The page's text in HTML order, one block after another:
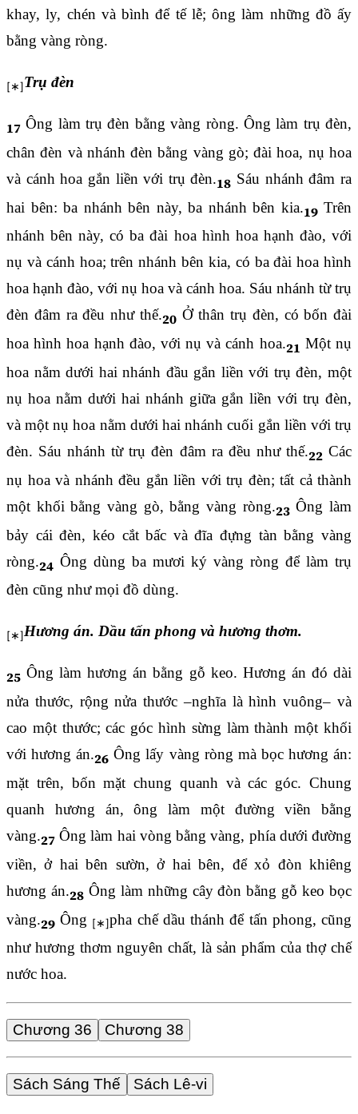
khay, ly, chén và bình để tế lễ; ông làm những đồ ấy
bằng vàng ròng.
Trụ đèn
17 Ông làm trụ đèn bằng vàng ròng. Ông làm trụ đèn,
chân đèn và nhánh đèn bằng vàng gò; đài hoa, nụ hoa
và cánh hoa gắn liền với trụ đèn.18 Sáu nhánh đâm ra
hai bên: ba nhánh bên này, ba nhánh bên kia.19Trên
nhánh bên này, có ba đài hoa hình hoa hạnh đào, với
nụ và cánh hoa; trên nhánh bên kia, có ba đài hoa hình
hoa hạnh đào, với nụ hoa và cánh hoa. Sáu nhánh từ trụ
đèn đâm ra đều như thế.20Ở thân trụ đèn, có bốn đài
hoa hình hoa hạnh đào, với nụ và cánh hoa.21 Một nụ
hoa nằm dưới hai nhánh đầu gắn liền với trụ đèn, một
nụ hoa nằm dưới hai nhánh giữa gắn liền với trụ đèn,
và một nụ hoa nằm dưới hai nhánh cuối gắn liền với trụ
đèn. Sáu nhánh từ trụ đèn đâm ra đều như thế.22 Các
nụ hoa và nhánh đều gắn liền với trụ đèn; tất cả thành
một khối bằng vàng gò, bằng vàng ròng.23 Ông làm
bảy cái đèn, kéo cắt bấc và đĩa đựng tàn bằng vàng
ròng.24 Ông dùng ba mươi ký vàng ròng để làm trụ
đèn cũng như mọi đồ dùng.
Hương án. Dầu tấn phong và hương thơm.
25 Ông làm hương án bằng gỗ keo. Hương án đó dài
nửa thước, rộng nửa thước –nghĩa là hình vuông– và
cao một thước; các góc hình sừng làm thành một khối
với hương án.26 Ông lấy vàng ròng mà bọc hương án:
mặt trên, bốn mặt chung quanh và các góc. Chung
quanh hương án, ông làm một đường viền bằng
vàng.27 Ông làm hai vòng bằng vàng, phía dưới đường
viền, ở hai bên sườn, ở hai bên, để xỏ đòn khiêng
hương án.28 Ông làm những cây đòn bằng gỗ keo bọc
vàng.29 Ông
pha chế dầu thánh để tấn phong, cũng
như hương thơm nguyên chất, là sản phẩm của thợ chế
nước hoa.
Chương 36 Chương 38
Sách Sáng Thế Sách Lê-vi